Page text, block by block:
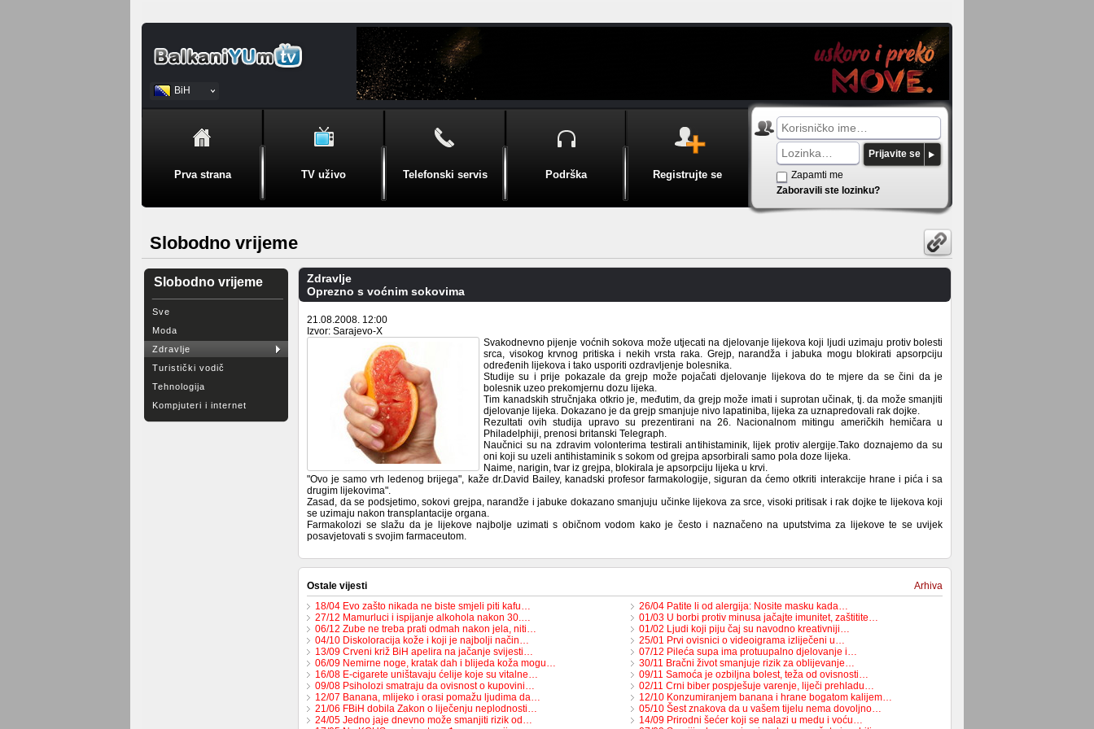
BiH
Srpski
Prva strana TV uživo Telefonski servis Podrška Registrujte se
Prijavite se
Zapamti me
Zaboravili ste lozinku?
Slobodno vrijeme
Slobodno vrijeme
Sve
Moda
Zdravlje
Turistički vodič
Tehnologija
Kompjuteri i internet
Zdravlje
Oprezno s voćnim sokovima
21.08.2008. 12:00
Izvor: Sarajevo-X
Svakodnevno pijenje voćnih sokova može utjecati na djelovanje lijekova koji ljudi uzimaju protiv bolesti
srca, visokog krvnog pritiska i nekih vrsta raka. Grejp, narandža i jabuka mogu blokirati apsorpciju
određenih lijekova i tako usporiti ozdravljenje bolesnika.
Studije su i prije pokazale da grejp može pojačati djelovanje lijekova do te mjere da se čini da je
bolesnik uzeo prekomjernu dozu lijeka.
Tim kanadskih stručnjaka otkrio je, međutim, da grejp može imati i suprotan učinak, tj. da može smanjiti
djelovanje lijeka. Dokazano je da grejp smanjuje nivo lapatiniba, lijeka za uznapredovali rak dojke.
Rezultati ovih studija upravo su prezentirani na 26. Nacionalnom mitingu američkih hemičara u
Philadelphiji, prenosi britanski Telegraph.
Naučnici su na zdravim volonterima testirali antihistaminik, lijek protiv alergije.Tako doznajemo da su
oni koji su uzeli antihistaminik s sokom od grejpa apsorbirali samo pola doze lijeka.
Naime, narigin, tvar iz grejpa, blokirala je apsorpciju lijeka u krvi.
"Ovo je samo vrh ledenog brijega", kaže dr.David Bailey, kanadski profesor farmakologije, siguran da ćemo otkriti interakcije hrane i pića i sa
drugim lijekovima".
Zasad, da se podsjetimo, sokovi grejpa, narandže i jabuke dokazano smanjuju učinke lijekova za srce, visoki pritisak i rak dojke te lijekova koji
se uzimaju nakon transplantacije organa.
Farmakolozi se slažu da je lijekove najbolje uzimati s običnom vodom kako je često i naznačeno na uputstvima za lijekove te se uvijek
posavjetovati s svojim farmaceutom.
Ostale vijesti
Arhiva
18/04 Evo zašto nikada ne biste smjeli piti kafu…
27/12 Mamurluci i ispijanje alkohola nakon 30.…
06/12 Zube ne treba prati odmah nakon jela, niti…
04/10 Diskoloracija kože i koji je najbolji način…
13/09 Crveni križ BiH apelira na jačanje svijesti…
06/09 Nemirne noge, kratak dah i blijeda koža mogu…
16/08 E-cigarete uništavaju ćelije koje su vitalne…
09/08 Psiholozi smatraju da ovisnost o kupovini…
12/07 Banana, mlijeko i orasi pomažu ljudima da…
21/06 FBiH dobila Zakon o liječenju neplodnosti…
24/05 Jedno jaje dnevno može smanjiti rizik od…
26/04 Patite li od alergija: Nosite masku kada…
01/03 U borbi protiv minusa jačajte imunitet, zaštitite…
01/02 Ljudi koji piju čaj su navodno kreativniji…
25/01 Prvi ovisnici o videoigrama izliječeni u…
07/12 Pileća supa ima protuupalno djelovanje i…
30/11 Bračni život smanjuje rizik za oblijevanje…
09/11 Samoća je ozbiljna bolest, teža od ovisnosti…
02/11 Crni biber pospješuje varenje, liječi prehladu…
12/10 Konzumiranjem banana i hrane bogatom kalijem…
05/10 Šest znakova da u vašem tijelu nema dovoljno…
14/09 Prirodni šećer koji se nalazi u medu i voću…